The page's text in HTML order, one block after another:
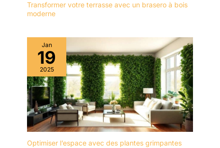
Transformer votre terrasse avec un brasero à bois
moderne
Jan
19
2025
Optimiser l’espace avec des plantes grimpantes